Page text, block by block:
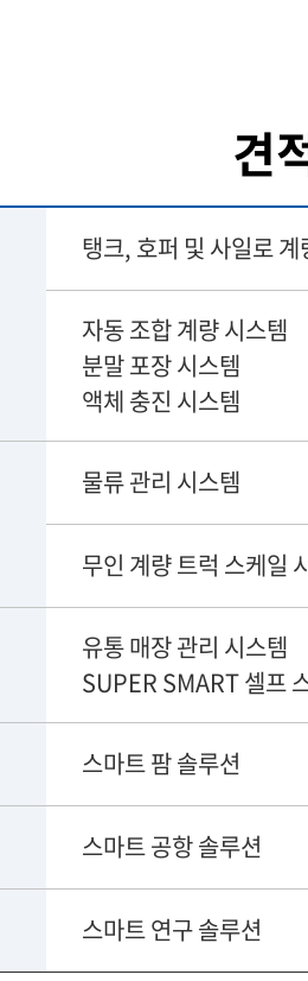
견
탱크, 호퍼 및 사일로 계
자동 조합 계량 시스템
분말 포장 시스템
액체 충진 시스템
물류 관리 시스템
무인 계량 트럭 스케일
유통 매장 관리 시스템
SUPER SMART 셀프
스마트 팜 솔루션
스마트 공항 솔루션
스마트 연구 솔루션